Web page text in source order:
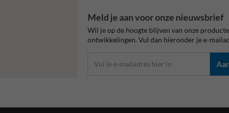
Meld je aan voor onze nieuwsbrief
Wil je op de hoogte blijven van onze
ontwikkelingen. Vul dan hieronder je e-